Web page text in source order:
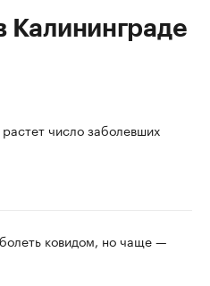
Калининграде
число заболевших
ковидом, но чаще —